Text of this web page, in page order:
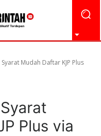
Mudah Daftar KJP Plus
Plus via